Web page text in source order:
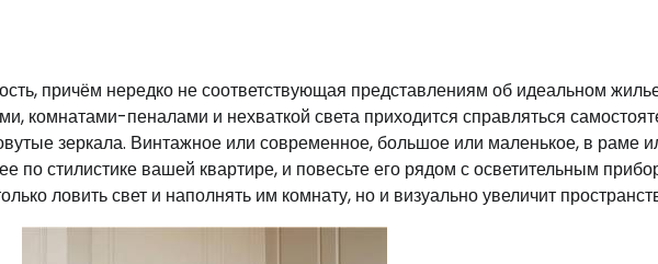
причём нередко не соответствующая представлениям об идеальном
комнатами-пеналами и нехваткой света приходится справляться
зеркала. Винтажное или современное, большое или маленькое, в раме
по стилистике вашей квартире, и повесьте его рядом с осветительным
ловить свет и наполнять им комнату, но и визуально увеличит